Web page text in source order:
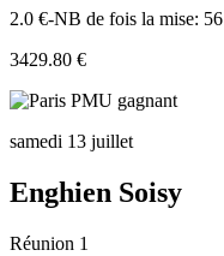
2.0 €-NB de fois la mise: 56
3429.80 €
samedi 13 juillet
Enghien Soisy
Réunion 1